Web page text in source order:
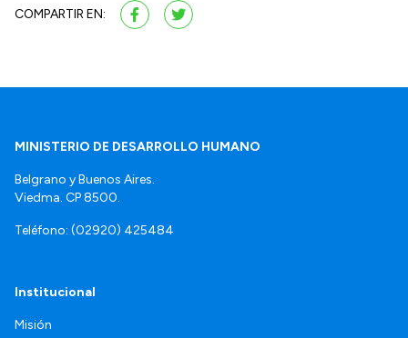
COMPARTIR EN:
MINISTERIO DE DESARROLLO HUMANO
Belgrano y Buenos Aires.
Viedma. CP 8500.
Teléfono: (02920) 425484
Institucional
Misión